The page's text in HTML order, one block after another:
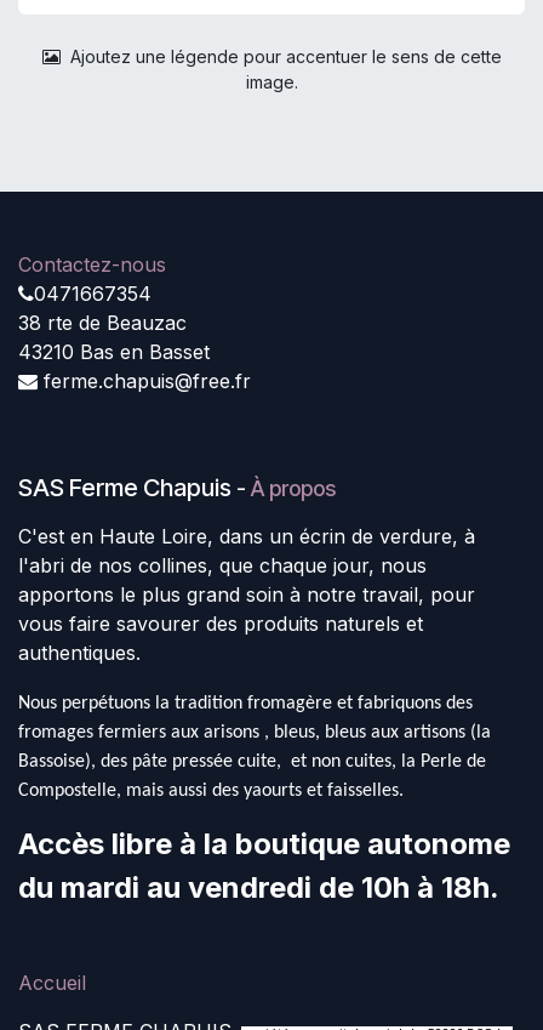
Ajoutez une légende pour accentuer le sens de cette
image.
Contactez-nous
0471667354
38 rte de Beauzac
43210 Bas en Basset
ferme.chapuis@free.fr
SAS Ferme Chapuis -À propos
C'est en Haute Loire, dans un écrin de verdure, à
l'abri de nos collines, que chaque jour, nous
apportons le plus grand soin à notre travail, pour
vous faire savourer des produits naturels et
authentiques.
Nous perpétuons la tradition fromagère et fabriquons des
fromages fermiers aux arisons , bleus, bleus aux artisons (la
Bassoise), des pâte pressée cuite, et non cuites, la Perle de
Compostelle, mais aussi des yaourts et faisselles.
Accès libre à la boutique autonome
du mardi au vendredi de 10h à 18h.
Accueil